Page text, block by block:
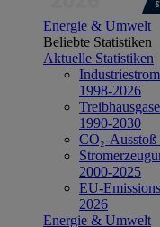
Energie & Umwelt
Beliebte Statistiken
Aktuelle Statistiken
1998-2026
1990-2030
CO₂-
2000-2025
EU-
2026
Energie & Umwelt